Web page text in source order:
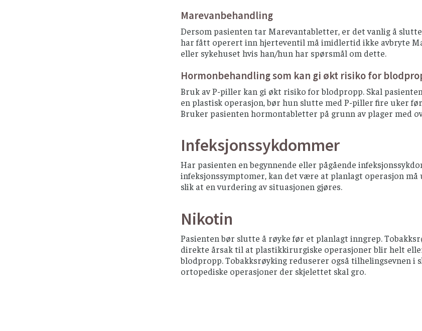
Marevanbehandling
Dersom pasienten tar Marevantabletter, er det vanlig å
har fått operert inn hjerteventil må imidlertid ikke avbryte
eller sykehuset hvis han/hun har spørsmål om dette.
Hormonbehandling som kan gi økt risiko for
Bruk av P-piller kan gi økt risiko for blodpropp. Skal
en plastisk operasjon, bør hun slutte med P-piller fire uker
Bruker pasienten hormontabletter på grunn av plager med
Infeksjonssykdommer
Har pasienten en begynnende eller pågående
infeksjonssymptomer, kan det være at planlagt operasjon
slik at en vurdering av situasjonen gjøres.
Nikotin
Pasienten bør slutte å røyke før et planlagt inngrep.
direkte årsak til at plastikkirurgiske operasjoner blir helt
blodpropp. Tobakksrøyking reduserer også tilhelingsevnen
ortopediske operasjoner der skjelettet skal gro.